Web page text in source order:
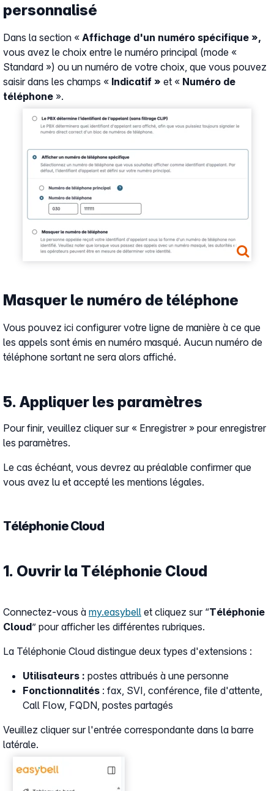
personnalisé
Dans la section « Affichage d'un numéro spécifique »,
vous avez le choix entre le numéro principal (mode «
Standard ») ou un numéro de votre choix, que vous pouvez
saisir dans les champs « Indicatif » et « Numéro de
téléphone ».
Show larger version
Masquer le numéro de téléphone
Vous pouvez ici configurer votre ligne de manière à ce que
les appels sont émis en numéro masqué. Aucun numéro de
téléphone sortant ne sera alors affiché.
5. Appliquer les paramètres
Pour finir, veuillez cliquer sur « Enregistrer » pour enregistrer
les paramètres.
Le cas échéant, vous devrez au préalable confirmer que
vous avez lu et accepté les mentions légales.
Téléphonie Cloud
1. Ouvrir la Téléphonie Cloud
Show larger version
Connectez-vous à my.easybell et cliquez sur “Téléphonie
Cloud” pour afficher les différentes rubriques.
La Téléphonie Cloud distingue deux types d'extensions :
Utilisateurs : postes attribués à une personne
Fonctionnalités : fax, SVI, conférence, file d'attente,
Call Flow, FQDN, postes partagés
Veuillez cliquer sur l'entrée correspondante dans la barre
latérale.